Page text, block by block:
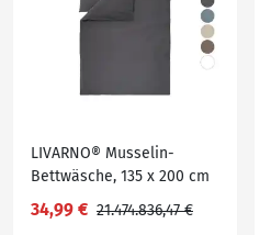
LIVARNO® Musselin-
Bettwäsche, 135 x 200 cm
34,99 € 21.474.836,47 €